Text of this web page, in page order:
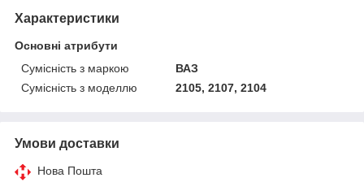
Характеристики
Основні атрибути
Сумісність з маркою
ВАЗ
Сумісність з моделлю
2105, 2107, 2104
Умови доставки
Нова Пошта